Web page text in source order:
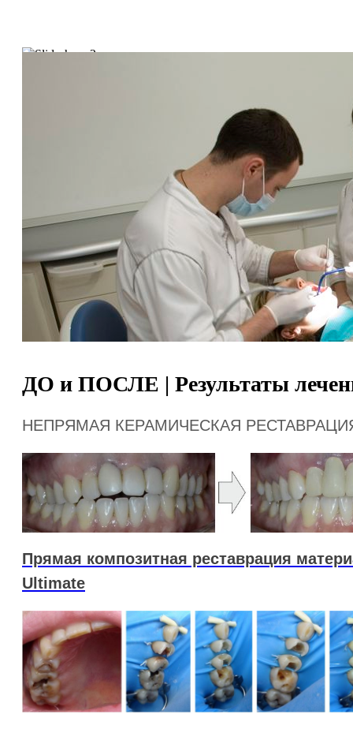
ДО и ПОСЛЕ | Результаты
НЕПРЯМАЯ КЕРАМИЧЕСКАЯ
Прямая композитная реставрация
Ultimate